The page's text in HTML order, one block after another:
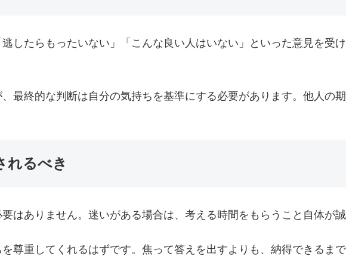
したらもったいない」「こんな良い人はいない」といった意見を受
最終的な判断は自分の気持ちを基準にする必要があります。他人の
れるべき
はありません。迷いがある場合は、考える時間をもらうこと自体が誠
尊重してくれるはずです。焦って答えを出すよりも、納得できるま